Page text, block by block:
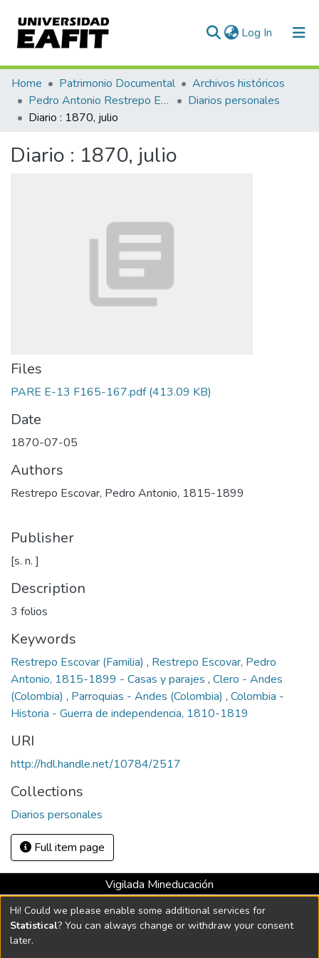
Log In (current)
Communities & Collections
All of DSpace
Home Patrimonio Documental
Archivos históricos
Pedro Antonio Restrepo Escovar
Diarios personales
Diario : 1870, julio
Diario : 1870, julio
Files
PARE E-13 F165-167.pdf(413.09 KB)
Date
1870-07-05
Authors
Restrepo Escovar, Pedro Antonio, 1815-1899
Publisher
[s. n. ]
Description
3 folios
Keywords
Restrepo Escovar (Familia) , Restrepo Escovar, Pedro
Antonio, 1815-1899 - Casas y parajes , Clero - Andes
(Colombia) , Parroquias - Andes (Colombia) , Colombia -
Historia - Guerra de independencia, 1810-1819
URI
http://hdl.handle.net/10784/2517
Collections
Diarios personales
Full item page
Vigilada Mineducación
Universidad con Acreditación Institucional hasta 2026 -
Resolución MEN 2158 de 2018
Hi! Could we please enable some additional services for
Statistical? You can always change or withdraw your consent
later.